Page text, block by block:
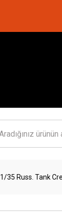
1/35 Russ. Tank